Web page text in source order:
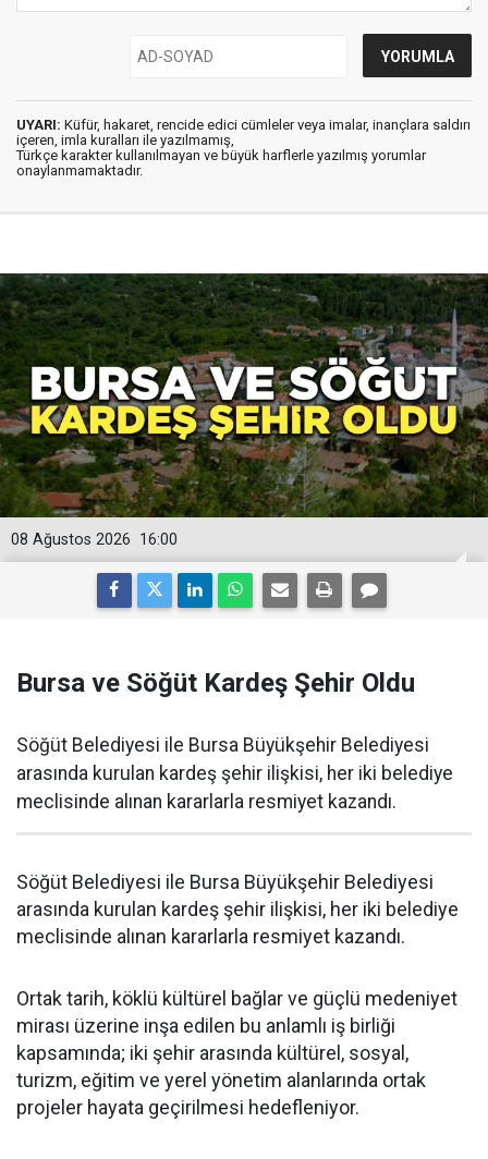
UYARI: Küfür, hakaret, rencide edici cümleler veya imalar, inançlara saldırı
içeren, imla kuralları ile yazılmamış,
Türkçe karakter kullanılmayan ve büyük harflerle yazılmış yorumlar
onaylanmamaktadır.
16:00
08 Ağustos 2026
Bursa ve Söğüt Kardeş Şehir Oldu
Söğüt Belediyesi ile Bursa Büyükşehir Belediyesi
arasında kurulan kardeş şehir ilişkisi, her iki belediye
meclisinde alınan kararlarla resmiyet kazandı.
Söğüt Belediyesi ile Bursa Büyükşehir Belediyesi
arasında kurulan kardeş şehir ilişkisi, her iki belediye
meclisinde alınan kararlarla resmiyet kazandı.
Ortak tarih, köklü kültürel bağlar ve güçlü medeniyet
mirası üzerine inşa edilen bu anlamlı iş birliği
kapsamında; iki şehir arasında kültürel, sosyal,
turizm, eğitim ve yerel yönetim alanlarında ortak
projeler hayata geçirilmesi hedefleniyor.